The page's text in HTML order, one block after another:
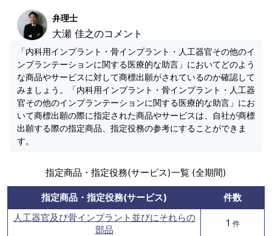
弁理士
大瀬 佳之のコメント
「内科用インプラント・骨インプラント・人工器官その他のイ
ンプランテーションに関する医療的な助言」においてどのよう
な商品やサービスに対して商標出願がされているのか確認して
みましょう。「内科用インプラント・骨インプラント・人工器
官その他のインプランテーションに関する医療的な助言」にお
いて商標出願の際に指定された商品やサービスは、自社が商標
出願する際の指定商品、指定役務の参考にすることができま
す。
指定商品・指定役務(サービス)一覧 (全期間)
指定商品・指定役務(サービス)
件数
人工器官及び骨インプラント並びにそれらの
部品
1 件